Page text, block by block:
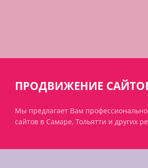
ПРОДВИЖЕНИЕ
Мы предлагает Вам
сайтов в Самаре, Тольятти и других